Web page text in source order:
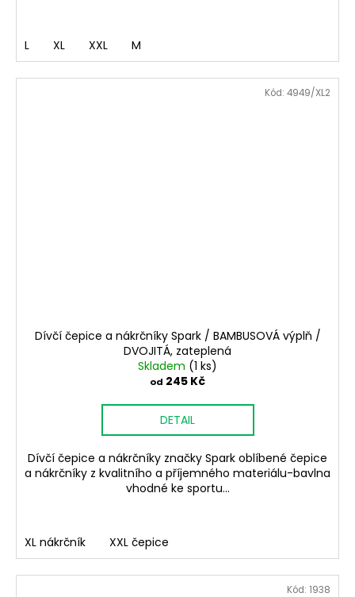
L XL XXL M
Dívčí čepice a nákrčníky Spark / BAMBUSOVÁ výplň /
DVOJITÁ, zateplená
Skladem (1 ks)
od 245 Kč
DETAIL
Dívčí čepice a nákrčníky značky Spark oblíbené čepice
a nákrčníky z kvalitního a příjemného materiálu-bavlna
vhodné ke sportu...
XL nákrčník XXL čepice
Kód: 4949/XL2
Kód: 1938